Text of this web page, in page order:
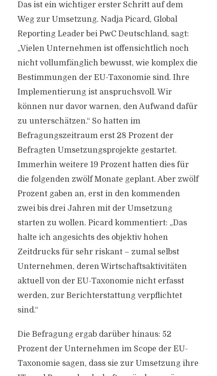
Das ist ein wichtiger erster Schritt auf dem
Weg zur Umsetzung. Nadja Picard, Global
Reporting Leader bei PwC Deutschland, sagt:
„Vielen Unternehmen ist offensichtlich noch
nicht vollumfänglich bewusst, wie komplex die
Bestimmungen der EU-Taxonomie sind. Ihre
Implementierung ist anspruchsvoll. Wir
können nur davor warnen, den Aufwand dafür
zu unterschätzen.“ So hatten im
Befragungszeitraum erst 28 Prozent der
Befragten Umsetzungsprojekte gestartet.
Immerhin weitere 19 Prozent hatten dies für
die folgenden zwölf Monate geplant. Aber zwölf
Prozent gaben an, erst in den kommenden
zwei bis drei Jahren mit der Umsetzung
starten zu wollen. Picard kommentiert: „Das
halte ich angesichts des objektiv hohen
Zeitdrucks für sehr riskant – zumal selbst
Unternehmen, deren Wirtschaftsaktivitäten
aktuell von der EU-Taxonomie nicht erfasst
werden, zur Berichterstattung verpflichtet
sind.“
Die Befragung ergab darüber hinaus: 52
Prozent der Unternehmen im Scope der EU-
Taxonomie sagen, dass sie zur Umsetzung ihre